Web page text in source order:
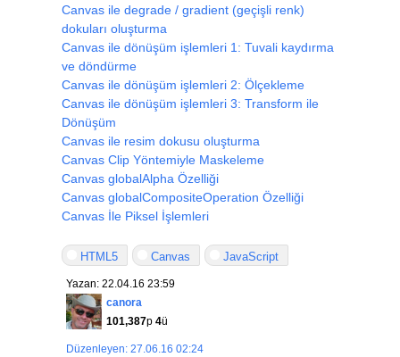
Canvas ile degrade / gradient (geçişli renk)
dokuları oluşturma
Canvas ile dönüşüm işlemleri 1: Tuvali kaydırma
ve döndürme
Canvas ile dönüşüm işlemleri 2: Ölçekleme
Canvas ile dönüşüm işlemleri 3: Transform ile
Dönüşüm
Canvas ile resim dokusu oluşturma
Canvas Clip Yöntemiyle Maskeleme
Canvas globalAlpha Özelliği
Canvas globalCompositeOperation Özelliği
Canvas İle Piksel İşlemleri
HTML5 Canvas JavaScript
Yazan: 22.04.16 23:59
canora
101,387p 4ü
Düzenleyen: 27.06.16 02:24